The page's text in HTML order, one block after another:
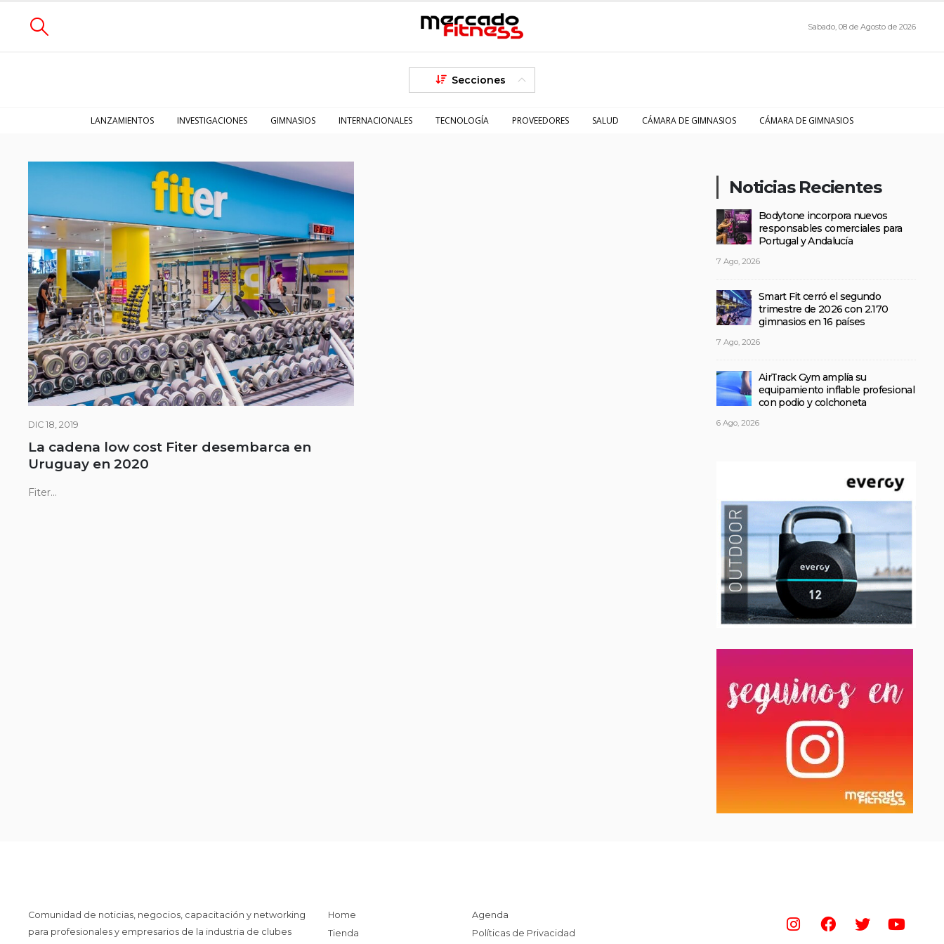
Sabado, 08 de Agosto de 2026
Secciones
LANZAMIENTOS INVESTIGACIONES GIMNASIOS INTERNACIONALES TECNOLOGÍA PROVEEDORES SALUD CÁMARA DE GIMNASIOS CÁMARA DE GIMNASIOS
DIC 18, 2019
La cadena low cost Fiter desembarca en
Uruguay en 2020
Fiter...
Noticias Recientes
Bodytone incorpora nuevos
responsables comerciales para
Portugal y Andalucía
7 Ago, 2026
Smart Fit cerró el segundo
trimestre de 2026 con 2.170
gimnasios en 16 países
7 Ago, 2026
AirTrack Gym amplía su
equipamiento inflable profesional
con podio y colchoneta
6 Ago, 2026
Comunidad de noticias, negocios, capacitación y networking
para profesionales y empresarios de la industria de clubes
Home
Tienda
Agenda
Políticas de Privacidad